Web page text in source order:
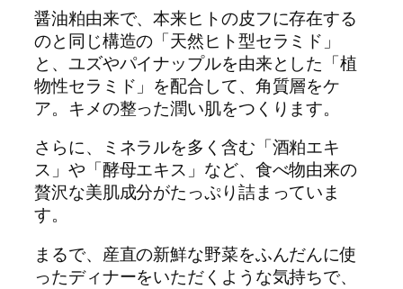
醤油粕由来で、本来ヒトの皮フに存在する
のと同じ構造の「天然ヒト型セラミド」
と、ユズやパイナップルを由来とした「植
物性セラミド」を配合して、角質層をケ
ア。キメの整った潤い肌をつくります。
さらに、ミネラルを多く含む「酒粕エキ
ス」や「酵母エキス」など、食べ物由来の
贅沢な美肌成分がたっぷり詰まっていま
す。
まるで、産直の新鮮な野菜をふんだんに使
ったディナーをいただくような気持ちで、